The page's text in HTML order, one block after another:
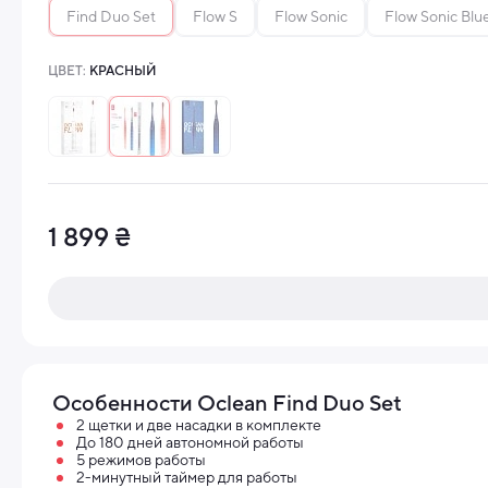
Find Duo Set Flow S Flow Sonic Flow Sonic
ЦВЕТ: КРАСНЫЙ
1 899 ₴
Особенности Oclean Find Duo Set
2 щетки и две насадки в комплекте
До 180 дней автономной работы
5 режимов работы
2-минутный таймер для работы